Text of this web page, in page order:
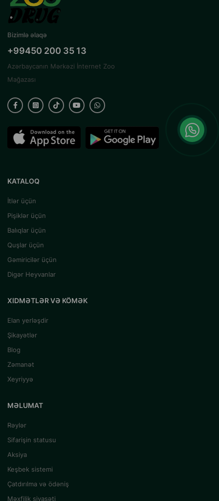
Bizimlə əlaqə
+99450 200 35 13
Azərbaycanın Mərkəzi İnternet Zoo
Mağazası
KATALOQ
İtlər üçün
Pişiklər üçün
Balıqlar üçün
Quşlar üçün
Gəmiricilər üçün
Digər Heyvanlar
XIDMƏTLƏR VƏ KÖMƏK
Elan yerləşdir
Şikayətlər
Blog
Zəmanət
Xeyriyyə
MƏLUMAT
Rəylər
Sifarişin statusu
Aksiya
Keşbek sistemi
Çatdırılma və ödəniş
Məxfilik siyasəti